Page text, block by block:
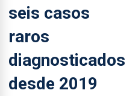
seis casos
raros
diagnosticados
desde 2019